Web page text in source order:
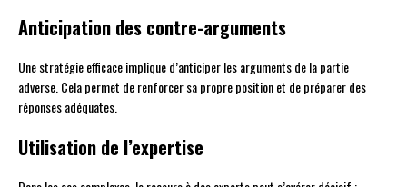
Anticipation des contre-arguments
Une stratégie efficace implique d’anticiper les arguments de la partie
adverse. Cela permet de renforcer sa propre position et de préparer des
réponses adéquates.
Utilisation de l’expertise